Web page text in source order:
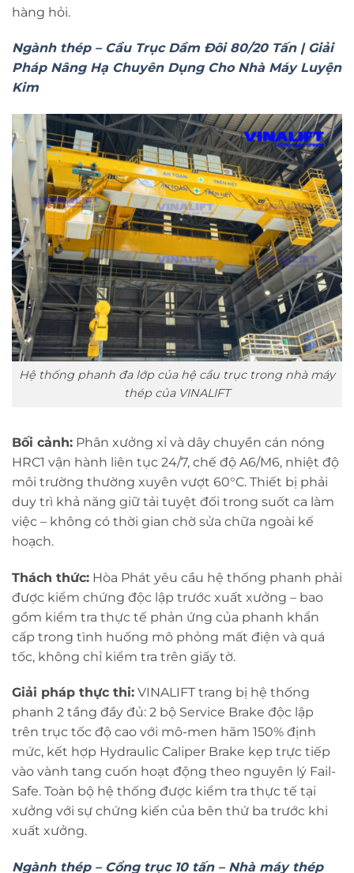
hàng hỏi.
Ngành thép – Cầu Trục Dầm Đôi 80/20 Tấn | Giải
Pháp Nâng Hạ Chuyên Dụng Cho Nhà Máy Luyện
Kim
Hệ thống phanh đa lớp của hệ cầu trục trong nhà máy
thép của VINALIFT
Bối cảnh: Phân xưởng xỉ và dây chuyền cán nóng
HRC1 vận hành liên tục 24/7, chế độ A6/M6, nhiệt độ
môi trường thường xuyên vượt 60°C. Thiết bị phải
duy trì khả năng giữ tải tuyệt đối trong suốt ca làm
việc – không có thời gian chờ sửa chữa ngoài kế
hoạch.
Thách thức: Hòa Phát yêu cầu hệ thống phanh phải
được kiểm chứng độc lập trước xuất xưởng – bao
gồm kiểm tra thực tế phản ứng của phanh khẩn
cấp trong tình huống mô phỏng mất điện và quá
tốc, không chỉ kiểm tra trên giấy tờ.
Giải pháp thực thi: VINALIFT trang bị hệ thống
phanh 2 tầng đầy đủ: 2 bộ Service Brake độc lập
trên trục tốc độ cao với mô-men hãm 150% định
mức, kết hợp Hydraulic Caliper Brake kẹp trực tiếp
vào vành tang cuốn hoạt động theo nguyên lý Fail-
Safe. Toàn bộ hệ thống được kiểm tra thực tế tại
xưởng với sự chứng kiến của bên thứ ba trước khi
xuất xưởng.
Ngành thép – Cổng trục 10 tấn – Nhà máy thép